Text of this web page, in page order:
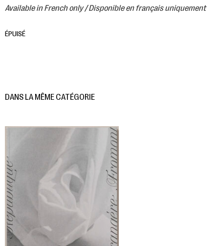
Available in French only / Disponible en français uniquement
ÉPUISÉ
DANS LA MÊME CATÉGORIE